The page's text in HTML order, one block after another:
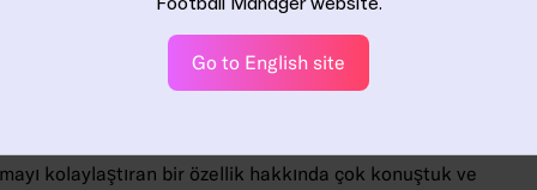
ne kadar tatmin edici olduğunu da biliyoruz. Sonuçta,
oyunu bu kadar özel kılan ve 30 yıl önce
yaratan şeydir.
kolaylaştıran bir özellik hakkında çok konuştuk ve
Go to English site